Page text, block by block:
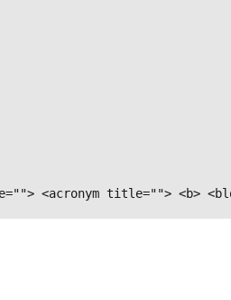
<acronym title=""> <b>